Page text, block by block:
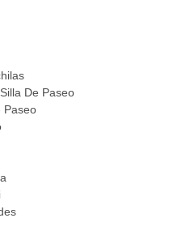
De Paseo
Paseo